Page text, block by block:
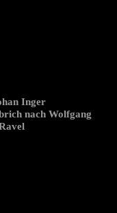
Inger
nach Wolfgang